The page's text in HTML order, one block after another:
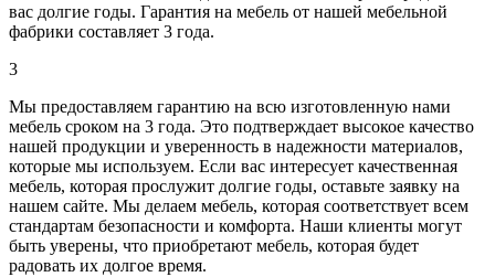
вас долгие годы. Гарантия на мебель от нашей мебельной
фабрики составляет 3 года.
3
Мы предоставляем гарантию на всю изготовленную нами
мебель сроком на 3 года. Это подтверждает высокое качество
нашей продукции и уверенность в надежности материалов,
которые мы используем. Если вас интересует качественная
мебель, которая прослужит долгие годы, оставьте заявку на
нашем сайте. Мы делаем мебель, которая соответствует всем
стандартам безопасности и комфорта. Наши клиенты могут
быть уверены, что приобретают мебель, которая будет
радовать их долгое время.